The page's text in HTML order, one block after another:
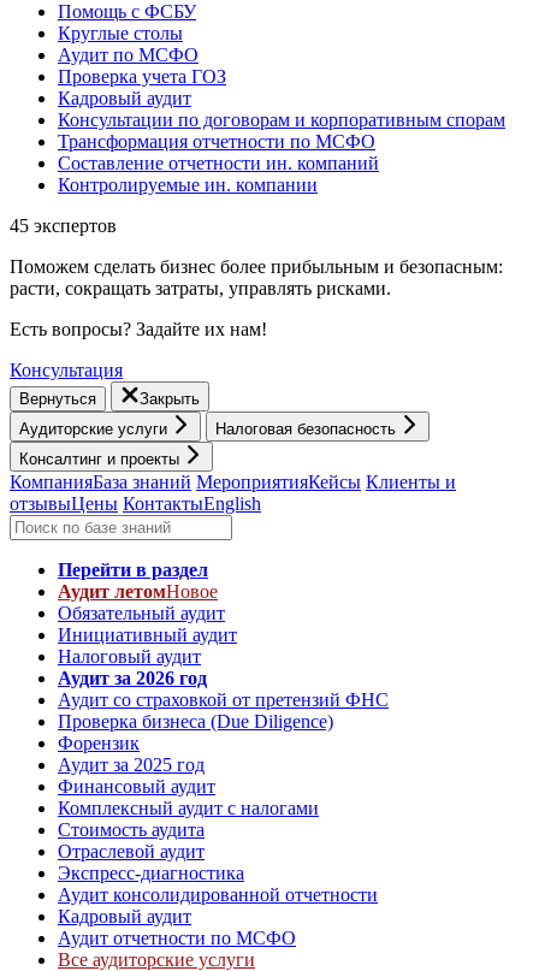
Помощь с ФСБУ
Круглые столы
Аудит по МСФО
Проверка учета ГОЗ
Кадровый аудит
Консультации по договорам и корпоративным спорам
Трансформация отчетности по МСФО
Составление отчетности ин. компаний
Контролируемые ин. компании
45 экспертов
Поможем сделать бизнес более прибыльным и безопасным:
расти, cокращать затраты, управлять рисками.
Есть вопросы? Задайте их нам!
Консультация
Вернуться
Закрыть
Аудиторские услуги
Налоговая безопасность
Консалтинг и проекты
КомпанияБаза знаний МероприятияКейсы Клиенты и
отзывыЦены КонтактыEnglish
Перейти в раздел
Аудит летомНовое
Обязательный аудит
Инициативный аудит
Налоговый аудит
Аудит за 2026 год
Аудит со страховкой от претензий ФНС
Проверка бизнеса (Due Diligence)
Форензик
Аудит за 2025 год
Финансовый аудит
Комплексный аудит с налогами
Стоимость аудита
Отраслевой аудит
Экспресс-диагностика
Аудит консолидированной отчетности
Кадровый аудит
Аудит отчетности по МСФО
Все аудиторские услуги